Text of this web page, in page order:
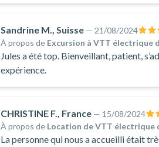
Sandrine M., Suisse — 21/08/2024
À propos de Excursion à VTT électrique
Jules a été top. Bienveillant, patient,
expérience.
CHRISTINE F., France — 15/08/2024
À propos de Location de VTT électrique
La personne qui nous a accueilli était